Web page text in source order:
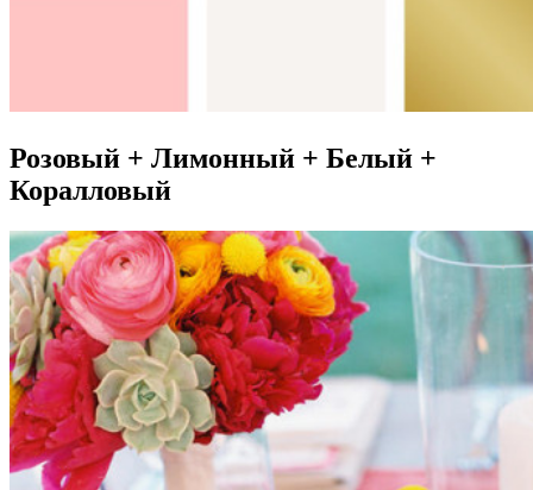
Розовый + Лимонный + Белый +
Коралловый